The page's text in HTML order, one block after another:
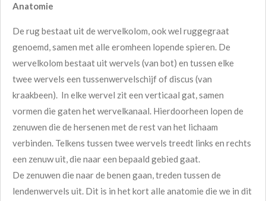
Anatomie
De rug bestaat uit de wervelkolom, ook wel ruggegraat
genoemd, samen met alle eromheen lopende spieren. De
wervelkolom bestaat uit wervels (van bot) en tussen elke
twee wervels een tussenwervelschijf of discus (van
kraakbeen). In elke wervel zit een verticaal gat, samen
vormen die gaten het wervelkanaal. Hierdoorheen lopen de
zenuwen die de hersenen met de rest van het lichaam
verbinden. Telkens tussen twee wervels treedt links en rechts
een zenuw uit, die naar een bepaald gebied gaat.
De zenuwen die naar de benen gaan, treden tussen de
lendenwervels uit. Dit is in het kort alle anatomie die we in dit